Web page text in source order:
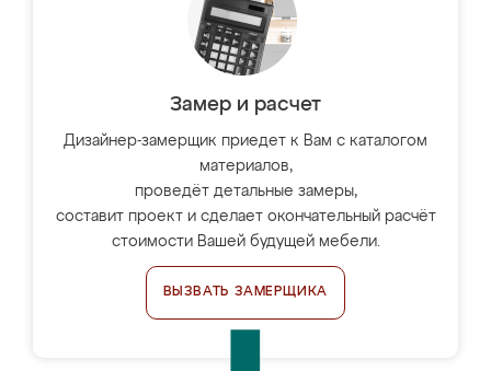
Замер и расчет
Дизайнер-замерщик приедет к Вам с каталогом
материалов,
проведёт детальные замеры,
составит проект и сделает окончательный расчёт
стоимости Вашей будущей мебели.
ВЫЗВАТЬ ЗАМЕРЩИКА